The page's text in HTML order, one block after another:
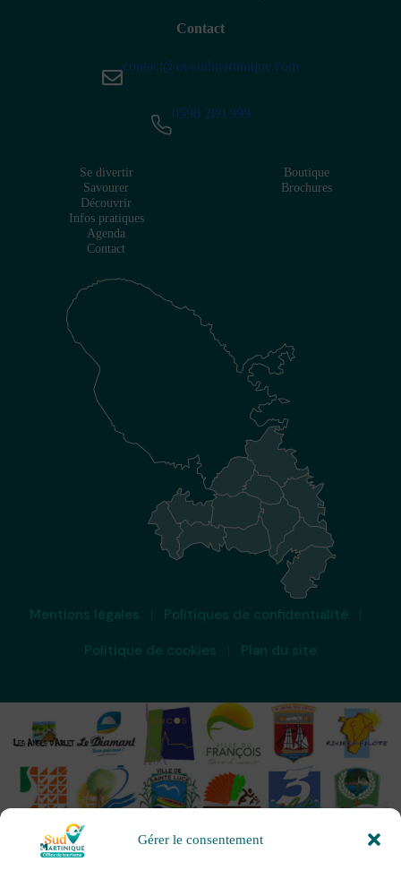
Gérer le consentement
Contact
contact@ot-sudmartinique.com
0596 280 999
Se divertir
Savourer
Découvrir
Infos pratiques
Agenda
Contact
Boutique
Brochures
Mentions légales
Politiques de confidentialité
Politique de cookies
Plan du site